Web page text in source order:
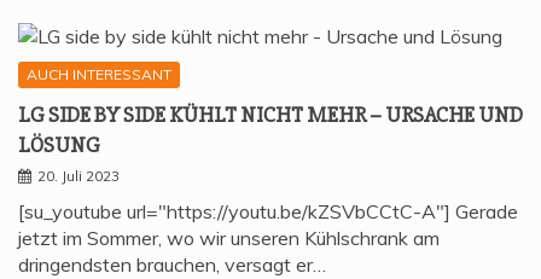
AUCH INTERESSANT
LG SIDE BY SIDE KÜHLT NICHT MEHR – URSA­CHE UND
LÖSUNG
20. Juli 2023
[su_youtube url="https://youtu.be/kZSVbCCtC-A"] Gerade
jetzt im Sommer, wo wir unseren Kühlschrank am
dringendsten brauchen, versagt er…